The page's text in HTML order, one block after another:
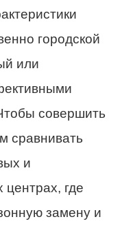
городской
или
совершить
сравнивать
и
где
замену и